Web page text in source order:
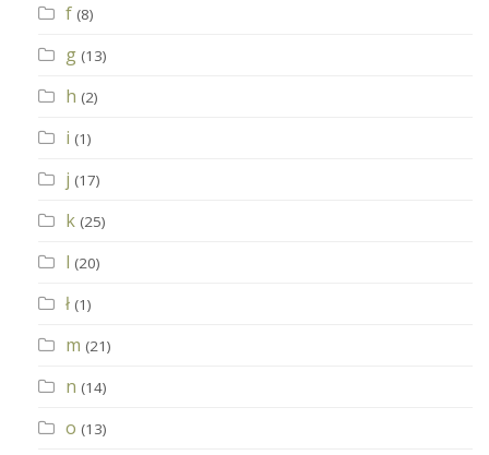
f (8)
g (13)
h (2)
i (1)
j (17)
k (25)
l (20)
ł (1)
m (21)
n (14)
o (13)